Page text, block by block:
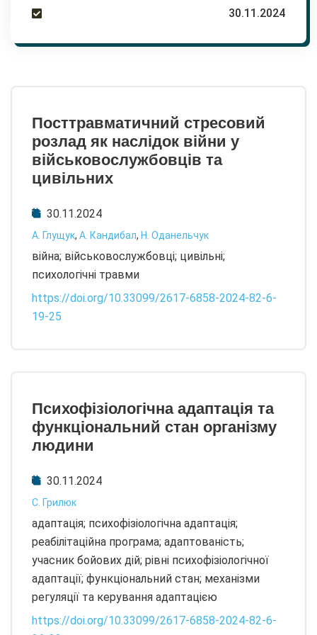
30.11.2024
Посттравматичний стресовий
розлад як наслідок війни у
військовослужбовців та
цивільних
30.11.2024
А. Глущук, А. Кандибал, Н. Оданельчук
війна; військовослужбовці; цивільні;
психологічні травми
https://doi.org/10.33099/2617-6858-2024-82-6-
19-25
Психофізіологічна адаптація та
функціональний стан організму
людини
30.11.2024
С. Грилюк
адаптація; психофізіологічна адаптація;
реабілітаційна програма; адаптованість;
учасник бойових дій; рівні психофізіологічної
адаптації; функціональний стан; механізми
регуляції та керування адаптацією
https://doi.org/10.33099/2617-6858-2024-82-6-